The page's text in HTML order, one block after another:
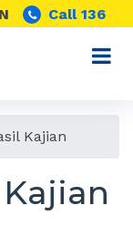
Call 136
Kajian